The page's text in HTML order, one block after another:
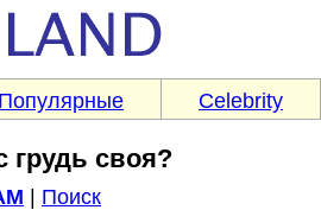
Популярные Celebrity
грудь своя?
Поиск